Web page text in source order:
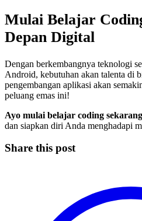
Mulai Belajar
Depan Digital
Dengan berkembangnya teknologi
Android, kebutuhan akan talenta di
pengembangan aplikasi akan
peluang emas ini!
Ayo mulai belajar coding
dan siapkan diri Anda menghadapi
Share this post